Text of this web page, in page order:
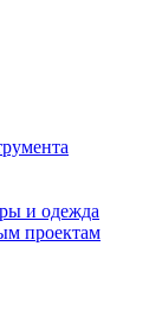
и одежда
проектам